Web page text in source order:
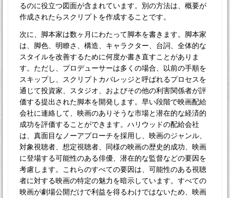
るのに役立つ図面が含まれています。別の方法は、概要が
作成されたらスクリプトを作成することです。
次に、脚本家は数ヶ月にわたって脚本を書きます。脚本家
は、脚色、明瞭さ、構造、キャラクター、台詞、全体的な
スタイルを改善するために何度か書き直すことがありま
す。ただし、プロデューサーは多くの場合、以前の手順を
スキップし、スクリプトカバレッジと呼ばれるプロセスを
通じて投資家、スタジオ、およびその他の利害関係者が評
価する提出された脚本を開発します。早い段階で映画配給
会社に連絡して、映画のありそうな市場と潜在的な経済的
成功を評価することができます。ハリウッドの配給会社
は、真面目なノーアプローチを採用し、映画のジャンル、
対象視聴者、想定視聴者、同様の映画の歴史的成功、映画
に登場する可能性のある俳優、潜在的な監督などの要因を
考慮します。これらのすべての要因は、可能性のある視聴
者に対する映画の特定の魅力を暗示しています。すべての
映画が劇場公開だけで利益を得るわけではないため、映画